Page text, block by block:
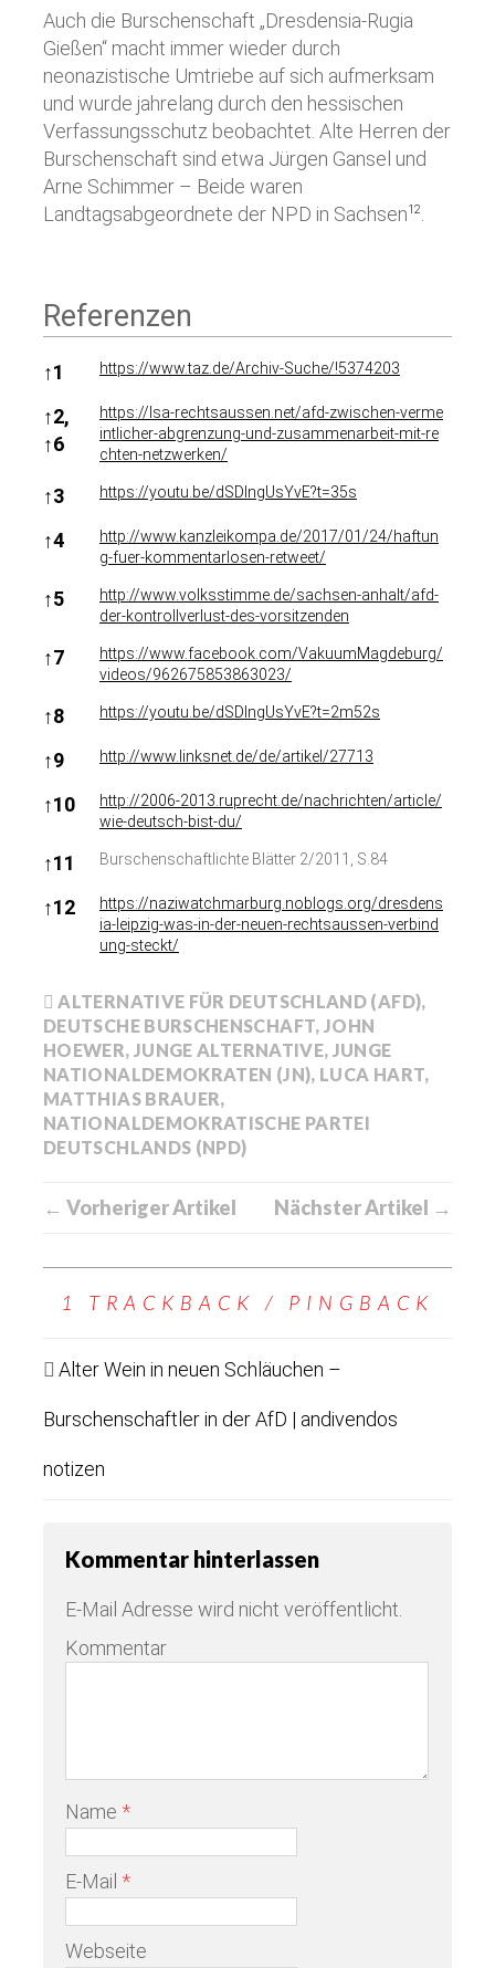
Auch die Burschenschaft „Dresdensia-Rugia
Gießen“ macht immer wieder durch
neonazistische Umtriebe auf sich aufmerksam
und wurde jahrelang durch den hessischen
Verfassungsschutz beobachtet. Alte Herren der
Burschenschaft sind etwa Jürgen Gansel und
Arne Schimmer – Beide waren
Landtagsabgeordnete der NPD in Sachsen12
Referenzen
Referenzen
↑1 https://www.taz.de/Archiv-Suche/!5374203
↑2,
↑6
https://lsa-rechtsaussen.net/afd-zwischen-verme
intlicher-abgrenzung-und-zusammenarbeit-mit-re
chten-netzwerken/
↑3 https://youtu.be/dSDIngUsYvE?t=35s
↑4
http://www.kanzleikompa.de/2017/01/24/haftun
g-fuer-kommentarlosen-retweet/
↑5
http://www.volksstimme.de/sachsen-anhalt/afd-
der-kontrollverlust-des-vorsitzenden
↑7
https://www.facebook.com/VakuumMagdeburg/
videos/962675853863023/
↑8 https://youtu.be/dSDIngUsYvE?t=2m52s
↑9 http://www.linksnet.de/de/artikel/27713
↑10
http://2006-2013.ruprecht.de/nachrichten/article/
wie-deutsch-bist-du/
↑11 Burschenschaftlichte Blätter 2/2011, S.84
↑12
https://naziwatchmarburg.noblogs.org/dresdens
ia-leipzig-was-in-der-neuen-rechtsaussen-verbind
ung-steckt/
ALTERNATIVE FÜR DEUTSCHLAND (AFD),
DEUTSCHE BURSCHENSCHAFT,JOHN
HOEWER, JUNGE ALTERNATIVE, JUNGE
NATIONALDEMOKRATEN (JN), LUCA HART,
MATTHIAS BRAUER,
NATIONALDEMOKRATISCHE PARTEI
DEUTSCHLANDS (NPD)
← Vorheriger Artikel Nächster Artikel →
1 TRACKBACK / PINGBACK
Alter Wein in neuen Schläuchen –
Burschenschaftler in der AfD | andivendos
notizen
Kommentar hinterlassen
E-Mail Adresse wird nicht veröffentlicht.
Kommentar
Name *
E-Mail *
Webseite